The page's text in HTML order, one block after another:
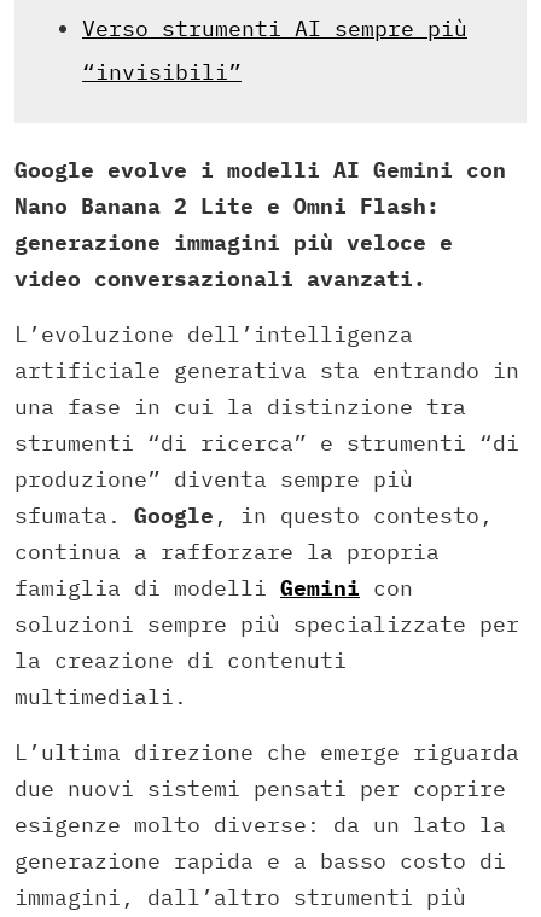
Verso strumenti AI sempre più
“invisibili”
Google evolve i modelli AI Gemini con
Nano Banana 2 Lite e Omni Flash:
generazione immagini più veloce e
video conversazionali avanzati.
L’evoluzione dell’intelligenza
artificiale generativa sta entrando in
una fase in cui la distinzione tra
strumenti “di ricerca” e strumenti “di
produzione” diventa sempre più
sfumata. Google , in questo contesto,
continua a rafforzare la propria
famiglia di modelli Gemini con
soluzioni sempre più specializzate per
la creazione di contenuti
multimediali.
L’ultima direzione che emerge riguarda
due nuovi sistemi pensati per coprire
esigenze molto diverse: da un lato la
generazione rapida e a basso costo di
immagini, dall’altro strumenti più